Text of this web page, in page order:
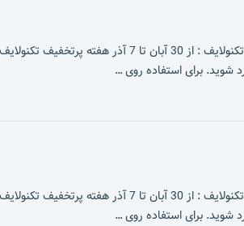
تکنولایف را از دست نده!
شوید. برای استفاده روی …
تکنولایف را از دست نده!
شوید. برای استفاده روی …